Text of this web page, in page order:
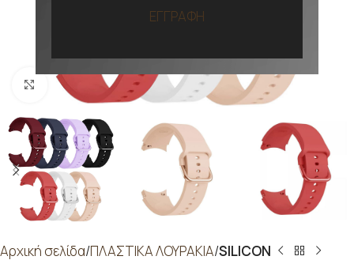
ΕΓΓΡΑΦΗ
Προβολή
Αρχική σελίδα ΠΛΑΣΤΙΚΑ ΛΟΥΡΑΚΙΑ SILICON